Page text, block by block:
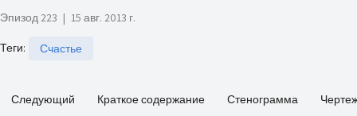
Эпизод 223 | 15 авг. 2013 г.
Теги: Счастье
Следующий Краткое содержание Стенограмма